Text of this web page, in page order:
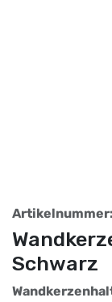
Artikelnummer:
Schwarz